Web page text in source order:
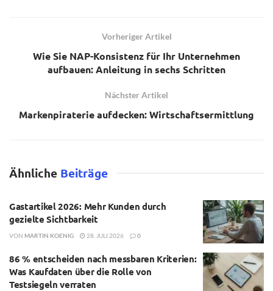
Vorheriger Artikel
Wie Sie NAP-Konsistenz für Ihr Unternehmen
aufbauen: Anleitung in sechs Schritten
Nächster Artikel
Markenpiraterie aufdecken: Wirtschaftsermittlung
Ähnliche Beiträge
Gastartikel 2026: Mehr Kunden durch
gezielte Sichtbarkeit
VON MARTIN KOENIG 28. JULI 2026 0
86 % entscheiden nach messbaren Kriterien:
Was Kaufdaten über die Rolle von
Testsiegeln verraten